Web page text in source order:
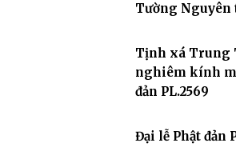
Tường Nguyên
Tịnh xá Trung
nghiêm kính
đản PL.2569
Đại lễ Phật đản